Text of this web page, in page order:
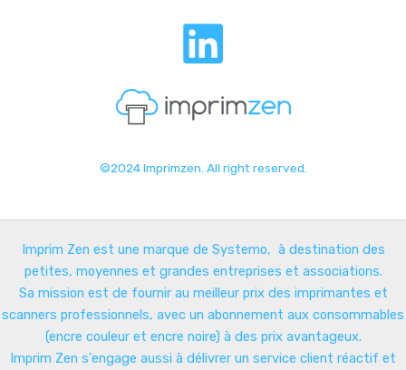
©2024 Imprimzen. All right reserved.
Imprim Zen est une marque de Systemo, à destination des
petites, moyennes et grandes entreprises et associations.
Sa mission est de fournir au meilleur prix des imprimantes et
scanners professionnels, avec un abonnement aux consommables
(encre couleur et encre noire) à des prix avantageux.
Imprim Zen s'engage aussi à délivrer un service client réactif et